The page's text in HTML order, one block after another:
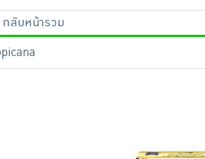
ลับหน้ารวม